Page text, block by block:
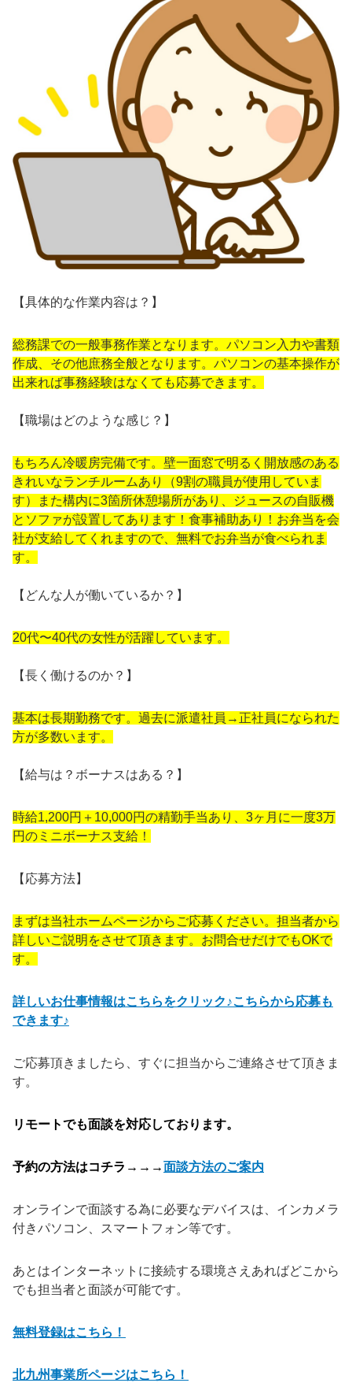
【具体的な作業内容は？】
総務課での一般事務作業となります。パソコン入力や書類
作成、その他庶務全般となります。パソコンの基本操作が
出来れば事務経験はなくても応募できます。
【職場はどのような感じ？】
もちろん冷暖房完備です。壁⼀⾯窓で明るく開放感のある
きれいなランチルームあり（9割の職員が使⽤していま
す）また構内に3箇所休憩場所があり、ジュースの⾃販機
とソファが設置してあります！食事補助あり！お弁当を会
社が支給してくれますので、無料でお弁当が食べられま
す。
【どんな⼈が働いているか？】
20代〜40代の⼥性が活躍しています。
【⻑く働けるのか？】
基本は⻑期勤務です。過去に派遣社員→正社員になられた
⽅が多数います。
【給与は？ボーナスはある？】
時給1,200円＋10,000円の精勤手当あり、3ヶ月に一度3万
円のミニボーナス支給！
【応募方法】
まずは当社ホームページからご応募ください。担当者から
詳しいご説明をさせて頂きます。お問合せだけでもOKで
す。
詳しいお仕事情報はこちらをクリック♪こちらから応募も
できます♪
ご応募頂きましたら、すぐに担当からご連絡させて頂きま
す。
リモートでも面談を対応しております。
予約の方法はコチラ→→→面談方法のご案内
オンラインで面談する為に必要なデバイスは、インカメラ
付きパソコン、スマートフォン等です。
あとはインターネットに接続する環境さえあればどこから
でも担当者と面談が可能です。
無料登録はこちら！
北九州事業所ページはこちら！